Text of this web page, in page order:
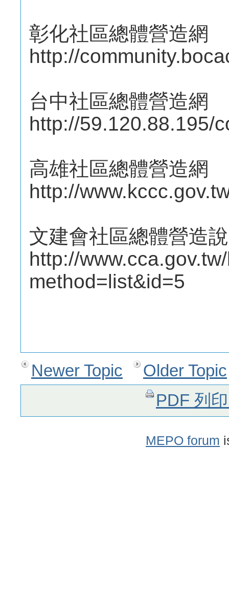
彰化社區總體營造網
http://
台中社區總體營造網
http://59.120.88.195/
高雄社區總體營造網
http://
文建會社區總體營造
http://
method=list&id=5
Newer Topic
Older Topic
PDF 列
MEPO forum